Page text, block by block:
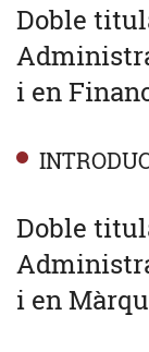
Doble
i en
Doble
i en